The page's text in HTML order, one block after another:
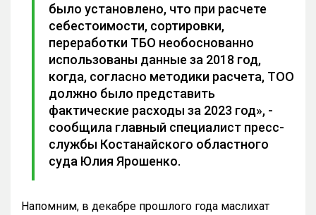
было установлено, что при расчете
себестоимости, сортировки,
переработки ТБО необоснованно
использованы данные за 2018 год,
когда, согласно методики расчета, ТОО
должно было представить
фактические расходы за 2023 год», -
сообщила главный специалист пресс-
службы Костанайского областного
суда Юлия Ярошенко.
Напомним, в декабре прошлого года маслихат